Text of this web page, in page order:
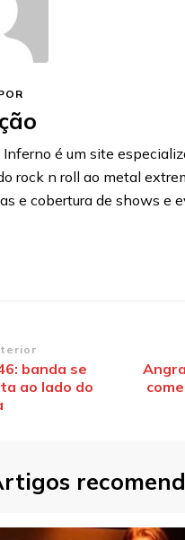
Inferno é um site
rock n roll ao metal
e cobertura de shows e
banda se
ao lado do